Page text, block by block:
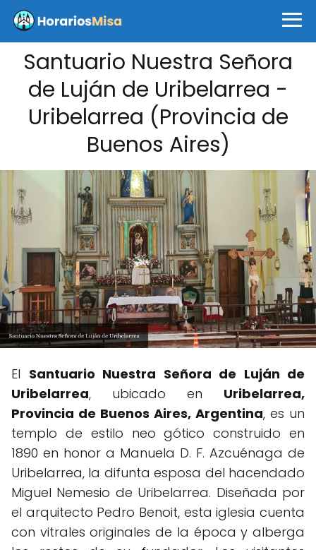
Santuario Nuestra Señora
de Luján de Uribelarrea -
Uribelarrea (Provincia de
Buenos Aires)
El Santuario Nuestra Señora de Luján de
Uribelarrea, ubicado en Uribelarrea,
Provincia de Buenos Aires, Argentina, es un
templo de estilo neo gótico construido en
1890 en honor a Manuela D. F. Azcuénaga de
Uribelarrea, la difunta esposa del hacendado
Miguel Nemesio de Uribelarrea. Diseñada por
el arquitecto Pedro Benoit, esta iglesia cuenta
con vitrales originales de la época y alberga